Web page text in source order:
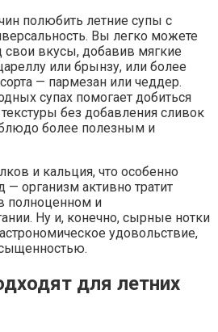
полюбить летние супы с
Вы легко можете
свои вкусы, добавив мягкие
или брынзу, или более
— пармезан или чеддер.
супах помогает добиться
без добавления сливок
более полезным и
и кальция, что особенно
организм активно тратит
полноценном и
Ну и, конечно, сырные нотки
удовольствие,
для летних